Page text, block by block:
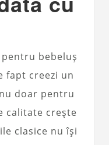
bebeluș
fapt creezi un
doar pentru
calitate crește
clasice nu își